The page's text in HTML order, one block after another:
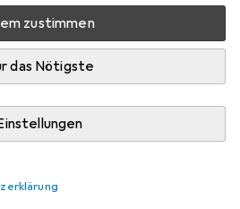
zustimmen
das Nötigste
Mo, 17.8. geliefert
genaue Lieferzeit